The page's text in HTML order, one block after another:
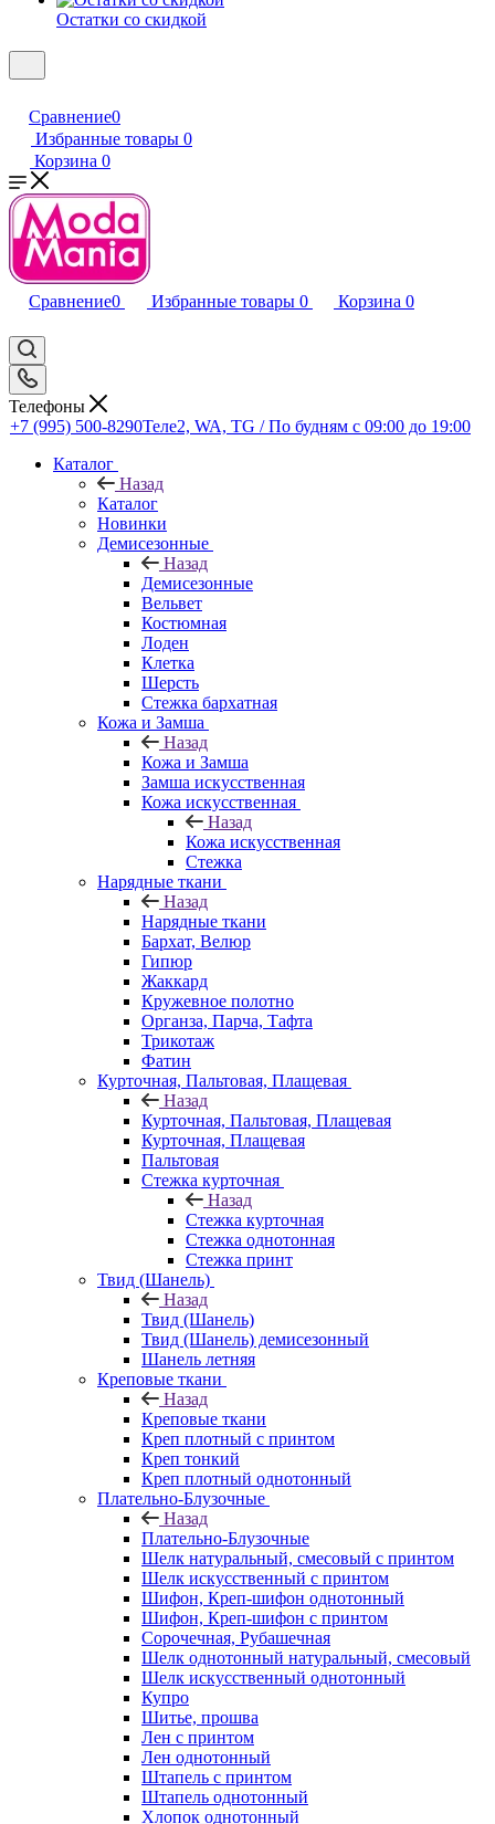
Остатки со скидкой
Сравнение0
Избранные товары 0
Корзина 0
Сравнение0 Избранные товары 0 Корзина 0
Телефоны
+7 (995) 500-8290Теле2, WA, TG / По будням c 09:00 до 19:00
Каталог
Назад
Каталог
Новинки
Демисезонные
Назад
Демисезонные
Вельвет
Костюмная
Лоден
Клетка
Шерсть
Стежка бархатная
Кожа и Замша
Назад
Кожа и Замша
Замша искусственная
Кожа искусственная
Назад
Кожа искусственная
Стежка
Нарядные ткани
Назад
Нарядные ткани
Бархат, Велюр
Гипюр
Жаккард
Кружевное полотно
Органза, Парча, Тафта
Трикотаж
Фатин
Курточная, Пальтовая, Плащевая
Назад
Курточная, Пальтовая, Плащевая
Курточная, Плащевая
Пальтовая
Стежка курточная
Назад
Стежка курточная
Стежка однотонная
Стежка принт
Твид (Шанель)
Назад
Твид (Шанель)
Твид (Шанель) демисезонный
Шанель летняя
Креповые ткани
Назад
Креповые ткани
Креп плотный с принтом
Креп тонкий
Креп плотный однотонный
Плательно-Блузочные
Назад
Плательно-Блузочные
Шелк натуральный, смесовый с принтом
Шелк искусственный с принтом
Шифон, Креп-шифон однотонный
Шифон, Креп-шифон с принтом
Сорочечная, Рубашечная
Шелк однотонный натуральный, смесовый
Шелк искусственный однотонный
Купро
Шитье, прошва
Лен с принтом
Лен однотонный
Штапель с принтом
Штапель однотонный
Хлопок однотонный